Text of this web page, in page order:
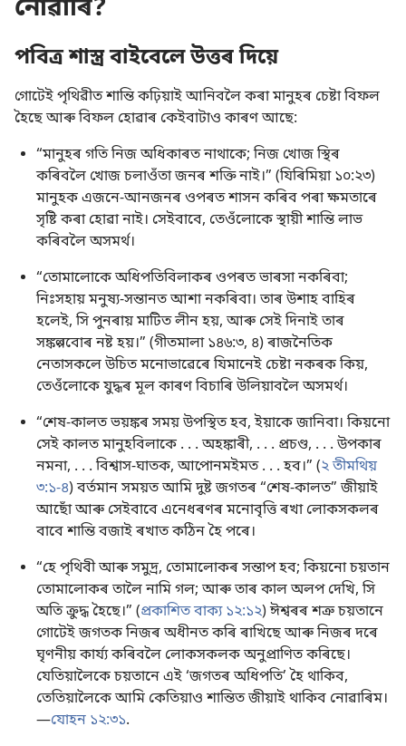
নোৱাৰি?
পবিত্ৰ শাস্ত্ৰ বাইবেলে উত্তৰ দিয়ে
গোটেই পৃথিৱীত শান্তি কঢ়িয়াই আনিবলৈ কৰা মানুহৰ চেষ্টা বিফল
হৈছে আৰু বিফল হোৱাৰ কেইবাটাও কাৰণ আছে:
“মানুহৰ গতি নিজ অধিকাৰত নাথাকে; নিজ খোজ স্থিৰ
কৰিবলৈ খোজ চলাওঁতা জনৰ শক্তি নাই।” (যিৰিমিয়া ১০:২৩)
মানুহক এজনে-আনজনৰ ওপৰত শাসন কৰিব পৰা ক্ষমতাৰে
সৃষ্টি কৰা হোৱা নাই। সেইবাবে, তেওঁলোকে স্থায়ী শান্তি লাভ
কৰিবলৈ অসমৰ্থ।
“তোমালোকে অধিপতিবিলাকৰ ওপৰত ভাৰসা নকৰিবা;
নিঃসহায় মনুষ্য-সন্তানত আশা নকৰিবা। তাৰ উশাহ বাহিৰ
হলেই, সি পুনৰায় মাটিত লীন হয়, আৰু সেই দিনাই তাৰ
সঙ্কল্পবোৰ নষ্ট হয়।” (গীতমালা ১৪৬:৩, ৪) ৰাজনৈতিক
নেতাসকলে উচিত মনোভাৱেৰে যিমানেই চেষ্টা নকৰক কিয়,
তেওঁলোকে যুদ্ধৰ মূল কাৰণ বিচাৰি উলিয়াবলৈ অসমৰ্থ।
“শেষ-কালত ভয়ঙ্কৰ সময় উপস্থিত হব, ইয়াকে জানিবা। কিয়নো
সেই কালত মানুহবিলাকে . . . অহঙ্কাৰী, . . . প্ৰচণ্ড, . . . উপকাৰ
নমনা, . . . বিশ্বাস-ঘাতক, আপোনমইমত . . . হব।” (২ তীমথিয়
৩:১-৪) বৰ্তমান সময়ত আমি দুষ্ট জগতৰ “শেষ-কালত” জীয়াই
আছোঁ আৰু সেইবাবে এনেধৰণৰ মনোবৃত্তি ৰখা লোকসকলৰ
বাবে শান্তি বজাই ৰখাত কঠিন হৈ পৰে।
“হে পৃথিবী আৰু সমুদ্ৰ, তোমালোকৰ সন্তাপ হব; কিয়নো চয়তান
তোমালোকৰ তালৈ নামি গল; আৰু তাৰ কাল অলপ দেখি, সি
অতি ক্ৰুদ্ধ হৈছে।” (প্ৰকাশিত বাক্য ১২:১২) ঈশ্বৰৰ শত্ৰু চয়তানে
গোটেই জগতক নিজৰ অধীনত কৰি ৰাখিছে আৰু নিজৰ দৰে
ঘৃণনীয় কাৰ্য্য কৰিবলৈ লোকসকলক অনুপ্ৰাণিত কৰিছে।
যেতিয়ালৈকে চয়তানে এই ‘জগতৰ অধিপতি’ হৈ থাকিব,
তেতিয়ালৈকে আমি কেতিয়াও শান্তিত জীয়াই থাকিব নোৱাৰিম।
—যোহন ১২:৩১.